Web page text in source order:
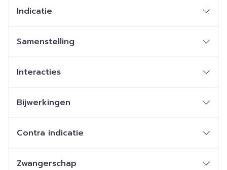
Indicatie
Samenstelling
Interacties
Bijwerkingen
Contra indicatie
Zwangerschap